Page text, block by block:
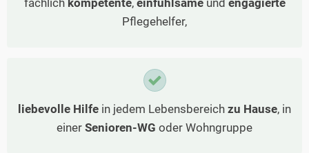
fachlich kompetente, einfühlsameund engagierte
Pflegehelfer,
liebevolle Hilfe in jedem Lebensbereich zu Hause, in
einer Senioren-WG oder Wohngruppe